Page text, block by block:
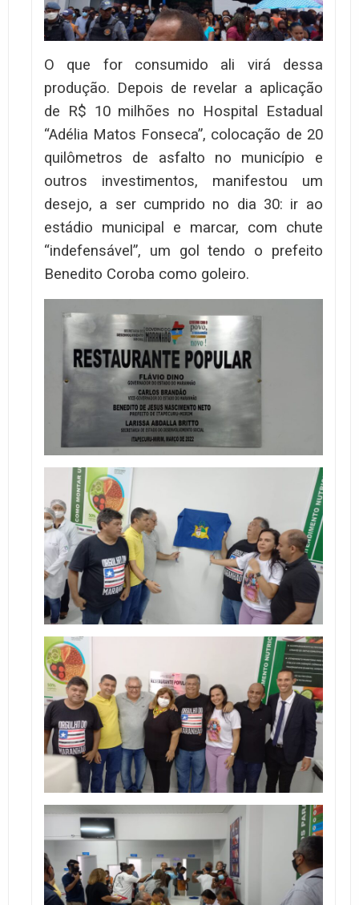
O que for consumido ali virá dessa
produção. Depois de revelar a aplicação
de R$ 10 milhões no Hospital Estadual
“Adélia Matos Fonseca”, colocação de 20
quilômetros de asfalto no município e
outros investimentos, manifestou um
desejo, a ser cumprido no dia 30: ir ao
estádio municipal e marcar, com chute
“indefensável”, um gol tendo o prefeito
Benedito Coroba como goleiro.